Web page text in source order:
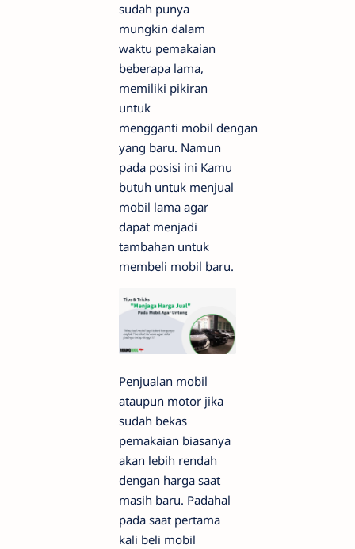
sudah punya
mungkin dalam
waktu pemakaian
beberapa lama,
memiliki pikiran
untuk
mengganti mobil dengan
yang baru. Namun
pada posisi ini Kamu
butuh untuk menjual
mobil lama agar
dapat menjadi
tambahan untuk
membeli mobil baru.
Penjualan mobil
ataupun motor jika
sudah bekas
pemakaian biasanya
akan lebih rendah
dengan harga saat
masih baru. Padahal
pada saat pertama
kali beli mobil